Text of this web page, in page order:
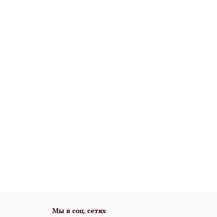
Мы в соц. сетях